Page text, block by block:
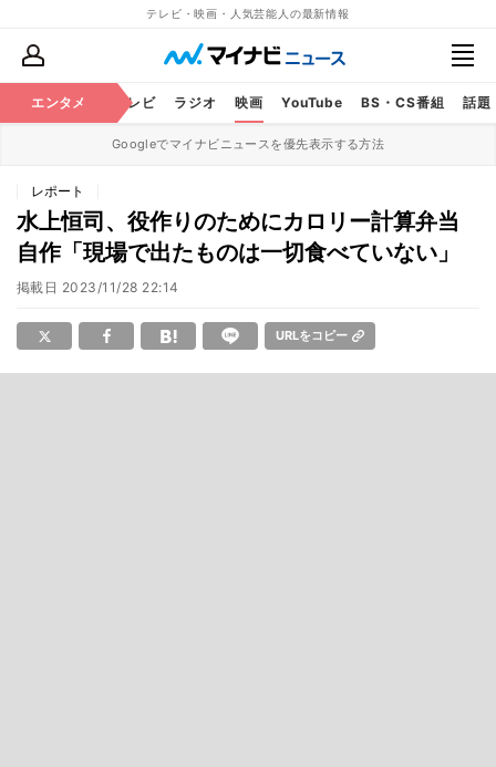
テレビ・映画・人気芸能人の最新情報
エンタメ
芸能 テレビ ラジオ 映画 YouTube BS・CS番組 話題
Googleでマイナビニュースを優先表示する方法
レポート
水上恒司、役作りのためにカロリー計算弁当
自作「現場で出たものは一切食べていない」
掲載日 2023/11/28 22:14
URLをコピー